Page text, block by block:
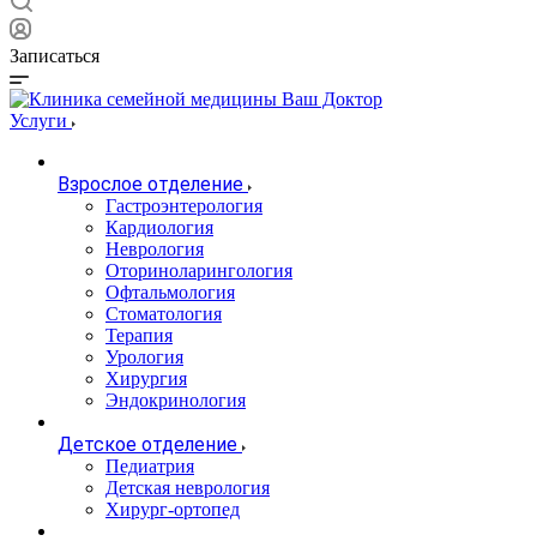
Записаться
Услуги
Взрослое отделение
Гастроэнтерология
Кардиология
Неврология
Оториноларингология
Офтальмология
Стоматология
Терапия
Урология
Хирургия
Эндокринология
Детское отделение
Педиатрия
Детская неврология
Хирург-ортопед